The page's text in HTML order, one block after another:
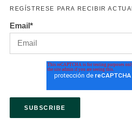
REGÍSTRESE PARA RECIBIR
Email *